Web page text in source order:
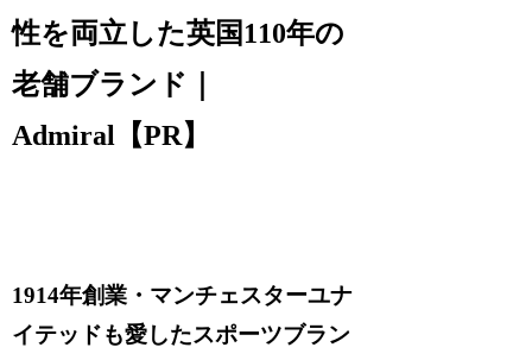
性を両立した英国110年の
老舗ブランド｜
Admiral【PR】
1914年創業・マンチェスターユナ
イテッドも愛したスポーツブラン